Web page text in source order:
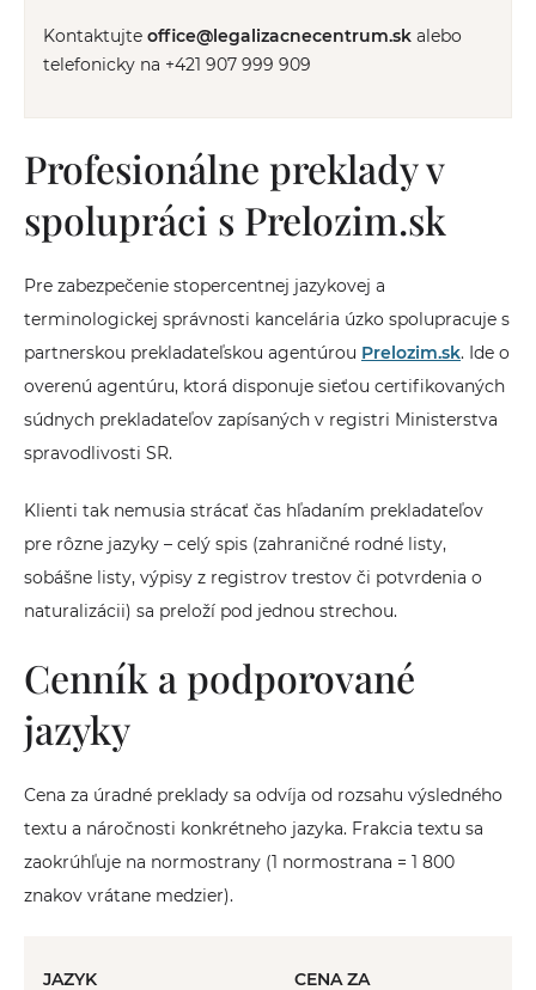
Kontaktujte office@legalizacnecentrum.sk alebo
telefonicky na +421 907 999 909
Profesionálne preklady v
spolupráci s Prelozim.sk
Pre zabezpečenie stopercentnej jazykovej a
terminologickej správnosti kancelária úzko spolupracuje s
partnerskou prekladateľskou agentúrou Prelozim.sk. Ide o
overenú agentúru, ktorá disponuje sieťou certifikovaných
súdnych prekladateľov zapísaných v registri Ministerstva
spravodlivosti SR.
Klienti tak nemusia strácať čas hľadaním prekladateľov
pre rôzne jazyky – celý spis (zahraničné rodné listy,
sobášne listy, výpisy z registrov trestov či potvrdenia o
naturalizácii) sa preloží pod jednou strechou.
Cenník a podporované
jazyky
Cena za úradné preklady sa odvíja od rozsahu výsledného
textu a náročnosti konkrétneho jazyka. Frakcia textu sa
zaokrúhľuje na normostrany (1 normostrana = 1 800
znakov vrátane medzier).
JAZYK
CENA ZA